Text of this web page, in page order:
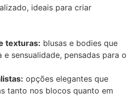
ideais para criar
texturas: blusas e bodies que
e sensualidade, pensadas para o
opções elegantes que
tanto nos blocos quanto em